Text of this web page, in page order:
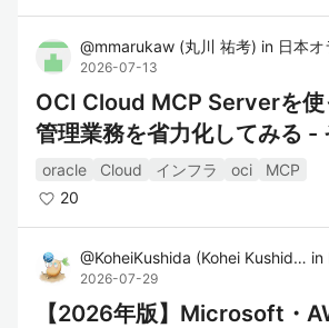
@mmarukaw (丸川 祐考) in 日本
2026-07-13
OCI Cloud MCP Serverを使
管理業務を省力化してみる -
oracle Cloud インフラ oci
MCP
20
@KoheiKushida (Kohei Kushida ) in
2026-07-29
【2026年版】Microsoft・